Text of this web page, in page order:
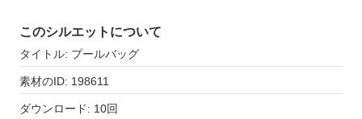
このシルエットについて
タイトル: プールバッグ
素材のID: 198611
ダウンロード: 10回